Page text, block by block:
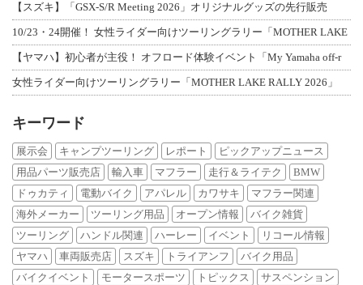
【スズキ】「GSX-S/R Meeting 2026」オリジナルグッズの先行販売
10/23・24開催！ 女性ライダー向けツーリングラリー「MOTHER LAKE
【ヤマハ】初心者が主役！ オフロード体験イベント「My Yamaha off-r
女性ライダー向けツーリングラリー「MOTHER LAKE RALLY 2026」
キーワード
展示会 キャンプツーリング レポート
ピックアップニュース
用品パーツ販売店
輸入車 マフラー 走行＆ライテク
BMW
ドゥカティ
電動バイク アパレル カワサキ
マフラー関連
海外メーカー
ツーリング用品 オープン情報
バイク雑貨
ツーリング
ハンドル関連 ハーレー イベント
リコール情報
ヤマハ
車両販売店 スズキ トライアンフ
バイク用品
バイクイベント
モータースポーツ トピックス
サスペンション